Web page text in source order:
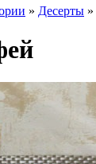
» Десерты »